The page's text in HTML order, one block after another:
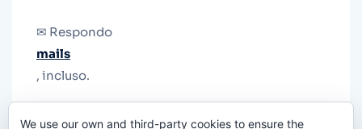
✉ Respondo
mails
, incluso.
We use our own and third-party cookies to ensure the